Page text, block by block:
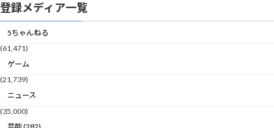
登録メディア一覧
5ちゃんねる
(61,471)
ゲーム
(21,739)
ニュース
(35,000)